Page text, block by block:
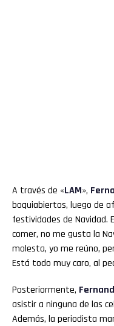
A través de «LAM»,
boquiabiertos, luego de
festividades de Navidad.
comer, no me gusta la
molesta, yo me reúno,
Está todo muy caro, al
Posteriormente,
asistir a ninguna de las
Además, la periodista